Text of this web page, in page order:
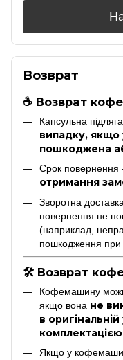
Возврат
☕ Возврат
Капсульна
випадку, якщо
пошкоджена
Срок
отримання
Зворотна
повернення не
(наприклад,
пошкодження при
🛠 Возврат
Кофемашину
якщо вона не
в оригінальній
комплектацією
Якщо у